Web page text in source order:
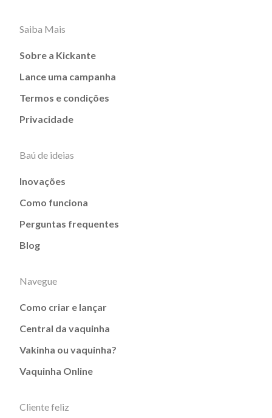
Saiba Mais
Sobre a Kickante
Lance uma campanha
Termos e condições
Privacidade
Baú de ideias
Inovações
Como funciona
Perguntas frequentes
Blog
Navegue
Como criar e lançar
Central da vaquinha
Vakinha ou vaquinha?
Vaquinha Online
Cliente feliz